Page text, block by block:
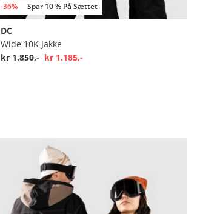
-36% Spar 10 % På Sættet
DC
Wide 10K Jakke
kr 1.850,- kr 1.185,-